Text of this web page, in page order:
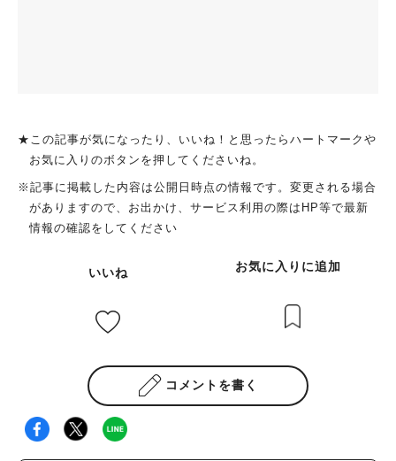
★この記事が気になったり、いいね！と思ったらハートマークや
お気に入りのボタンを押してくださいね。
※記事に掲載した内容は公開日時点の情報です。変更される場合
がありますので、お出かけ、サービス利用の際はHP等で最新
情報の確認をしてください
いいね お気に入りに追加
コメントを書く